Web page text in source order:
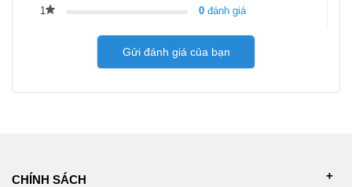
1
0 đánh giá
Gửi đánh giá của bạn
CHÍNH SÁCH